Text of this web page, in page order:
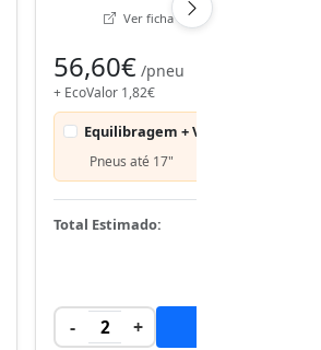
Ver ficha técnica oficial (EPREL)
56,60€ /pneu
+ EcoValor 1,82€
Equilibragem + Válvula
Pneus até 17"
Total Estimado:
- 2 +